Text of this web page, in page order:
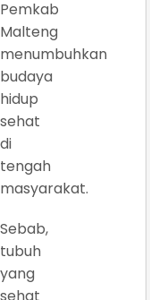
Pemkab
Malteng
menumbuhkan
budaya
hidup
sehat
di
tengah
masyarakat.
Sebab,
tubuh
yang
sehat